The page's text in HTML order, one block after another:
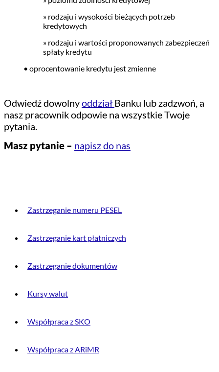
» rodzaju i wysokości bieżących potrzeb
kredytowych
» rodzaju i wartości proponowanych zabezpieczeń
spłaty kredytu
• oprocentowanie kredytu jest zmienne
Odwiedź dowolnyoddział Banku lub zadzwoń, a
nasz pracownik odpowie na wszystkie Twoje
pytania.
Masz pytanie – napisz do nas
Zastrzeganie numeru PESEL
Zastrzeganie kart płatniczych
Zastrzeganie dokumentów
Kursy walut
Współpraca z SKO
Współpraca z ARiMR